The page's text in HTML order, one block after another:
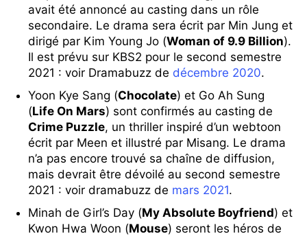
avait été annoncé au casting dans un rôle
secondaire. Le drama sera écrit par Min Jung et
dirigé par Kim Young Jo (Woman of 9.9 Billion).
Il est prévu sur KBS2 pour le second semestre
2021 : voir Dramabuzz de décembre 2020.
Yoon Kye Sang (Chocolate) et Go Ah Sung
(Life On Mars) sont confirmés au casting de
Crime Puzzle, un thriller inspiré d’un webtoon
écrit par Meen et illustré par Misang. Le drama
n’a pas encore trouvé sa chaîne de diffusion,
mais devrait être dévoilé au second semestre
2021 : voir dramabuzz de mars 2021.
Minah de Girl’s Day (My Absolute Boyfriend) et
Kwon Hwa Woon (Mouse) seront les héros de